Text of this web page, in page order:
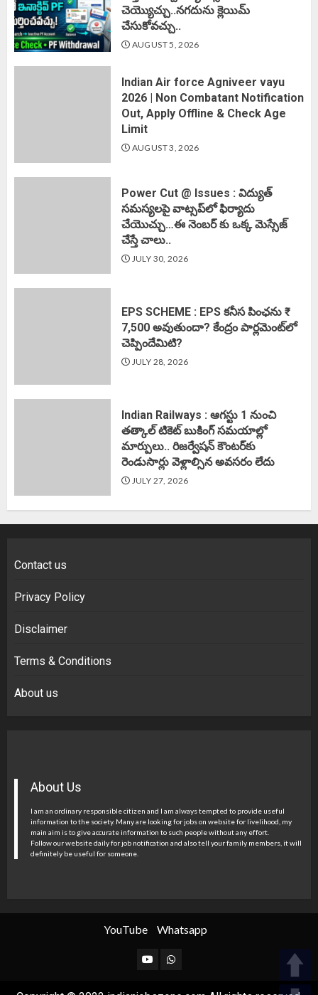
చెయ్యొచ్చు..నగదును క్లెయిమ్
చేసుకోవచ్చు..
AUGUST 5, 2026
Indian Air force Agniveer vayu
2026 | Non Combatant Notification
Out, Apply Offline & Check Age
Limit
AUGUST 3, 2026
Power Cut @ Issues : విద్యుత్
సమస్యలపై వాట్సప్‌లో ఫిర్యాదు
చేయొచ్చు…ఈ నెంబర్ కు ఒక్క మెస్సేజ్
చేస్తే చాలు..
JULY 30, 2026
EPS SCHEME : EPS కనీస పింఛను ₹
7,500 అవుతుందా? కేంద్రం పార్లమెంట్‌లో
చెప్పిందేమిటి?
JULY 28, 2026
Indian Railways : ఆగస్టు 1 నుంచి
తత్కాల్‌ టికెట్‌ బుకింగ్‌ సమయాల్లో
మార్పులు.. రిజర్వేషన్ కౌంటర్‌కు
రెండుసార్లు వెళ్లాల్సిన అవసరం లేదు
JULY 27, 2026
Contact us
Privacy Policy
Disclaimer
Terms & Conditions
About us
About Us
I am an ordinary responsible citizen and I am always tempted to provide useful
information to the society. Many are looking for jobs on website for livelihood, my
main aim is to give accurate information to such people without any effort.
Follow our website daily for job notification and also tell your family members, it will
definitely be useful for someone.
YouTube Whatsapp
YouTubeWhatsapp